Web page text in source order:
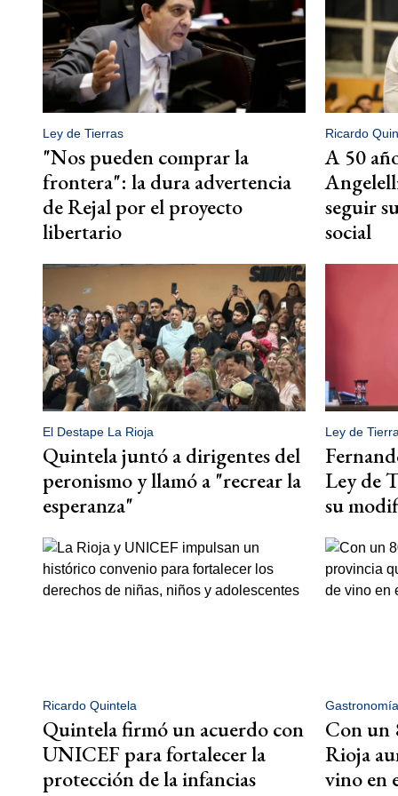
Ley de Tierras
"Nos pueden comprar la
frontera": la dura advertencia
de Rejal por el proyecto
libertario
Ricardo
A 50
seguir
social
El Destape La Rioja
Quintela juntó a dirigentes del
peronismo y llamó a "recrear la
esperanza"
Ley de
Ley de
su
Ricardo Quintela
Quintela firmó un acuerdo con
UNICEF para fortalecer la
protección de la infancias
Gastronomía
Con un
Rioja
vino en